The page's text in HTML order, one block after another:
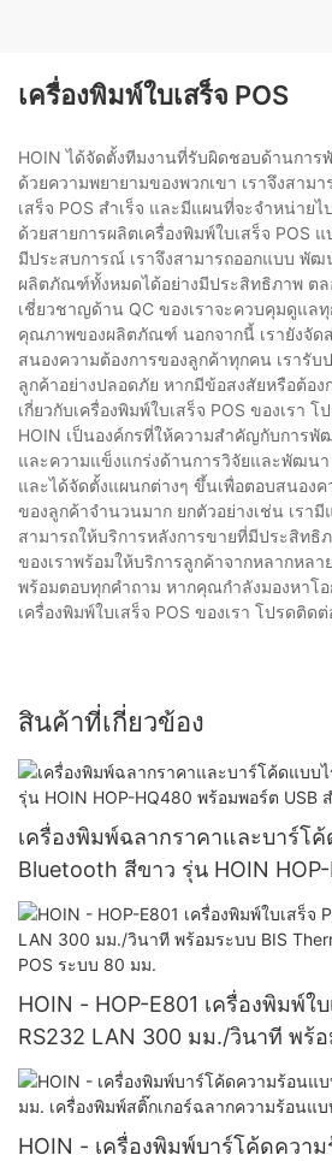
เครื่องพิมพ์ใบเสร็จ POS
HOIN ได้จัดตั้งทีมงานที่รับผิดชอบด้านกา
ด้วยความพยายามของพวกเขา เราจึงสาม
เสร็จ POS สำเร็จ และมีแผนที่จะจำหน่ายไ
ด้วยสายการผลิตเครื่องพิมพ์ใบเสร็จ POS
มีประสบการณ์ เราจึงสามารถออกแบบ พั
ผลิตภัณฑ์ทั้งหมดได้อย่างมีประสิทธิภาพ ตล
เชี่ยวชาญด้าน QC ของเราจะควบคุมดูแล
คุณภาพของผลิตภัณฑ์ นอกจากนี้ เรายังจัด
สนองความต้องการของลูกค้าทุกคน เรารับ
ลูกค้าอย่างปลอดภัย หากมีข้อสงสัยหรือต้อง
เกี่ยวกับเครื่องพิมพ์ใบเสร็จ POS ของเรา โ
HOIN เป็นองค์กรที่ให้ความสำคัญกับการพั
และความแข็งแกร่งด้านการวิจัยและพัฒนา
และได้จัดตั้งแผนกต่างๆ ขึ้นเพื่อตอบสนอง
ของลูกค้าจำนวนมาก ยกตัวอย่างเช่น เรา
สามารถให้บริการหลังการขายที่มีประสิทธิ
ของเราพร้อมให้บริการลูกค้าจากหลากหล
พร้อมตอบทุกคำถาม หากคุณกำลังมองหาโ
เครื่องพิมพ์ใบเสร็จ POS ของเรา โปรดติดต่
สินค้าที่เกี่ยวข้อง
เครื่องพิมพ์ฉลากราคาและบาร์โ
Bluetooth สีขาว รุ่น HOIN
USB สำหรับพิมพ์ฉลากที่อยู่ด่วน
HOIN - HOP-E801 เครื่องพิมพ์ใ
RS232 LAN 300 มม./วินาที พร้
Thermal Receipt เครื่องพิมพ์
HOIN - เครื่องพิมพ์บาร์โค้ดควา